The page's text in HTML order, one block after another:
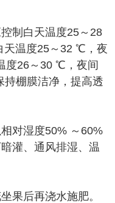
制白天温度25～28
温度25～32 ℃，夜
度26～30 ℃，夜间
棚膜洁净，提高透
对湿度50% ～60%
灌、通风排湿、温
果后再浇水施肥。